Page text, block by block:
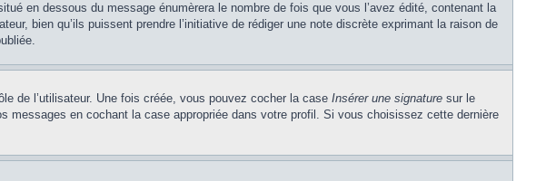
en dessous du message énumèrera le nombre de fois que vous l’avez édité, contenant la
bien qu’ils puissent prendre l’initiative de rédiger une note discrète exprimant la raison de
de l’utilisateur. Une fois créée, vous pouvez cocher la case Insérer une signature sur le
messages en cochant la case appropriée dans votre profil. Si vous choisissez cette dernière